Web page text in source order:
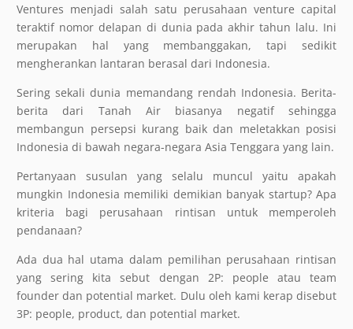
Ventures menjadi salah satu perusahaan venture capital
teraktif nomor delapan di dunia pada akhir tahun lalu. Ini
merupakan hal yang membanggakan, tapi sedikit
mengherankan lantaran berasal dari Indonesia.
Sering sekali dunia memandang rendah Indonesia. Berita-
berita dari Tanah Air biasanya negatif sehingga
membangun persepsi kurang baik dan meletakkan posisi
Indonesia di bawah negara-negara Asia Tenggara yang lain.
Pertanyaan susulan yang selalu muncul yaitu apakah
mungkin Indonesia memiliki demikian banyak startup? Apa
kriteria bagi perusahaan rintisan untuk memperoleh
pendanaan?
Ada dua hal utama dalam pemilihan perusahaan rintisan
yang sering kita sebut dengan 2P: people atau team
founder dan potential market. Dulu oleh kami kerap disebut
3P: people, product, dan potential market.